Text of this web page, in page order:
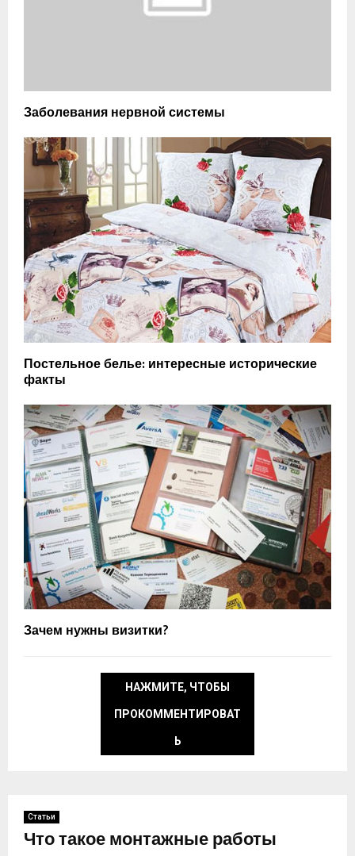
Заболевания нервной системы
Постельное белье: интересные исторические
факты
Зачем нужны визитки?
НАЖМИТЕ, ЧТОБЫ
ПРОКОММЕНТИРОВАТ
Ь
Статьи
Что такое монтажные работы